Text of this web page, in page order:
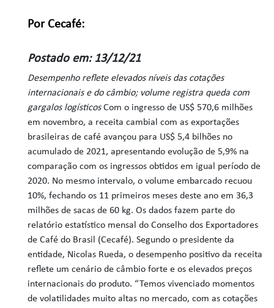
Por Cecafé:
Postado em: 13/12/21
Desempenho reflete elevados níveis das cotações
internacionais e do câmbio; volume registra queda com
gargalos logísticosCom o ingresso de US$ 570,6 milhões
em novembro, a receita cambial com as exportações
brasileiras de café avançou para US$ 5,4 bilhões no
acumulado de 2021, apresentando evolução de 5,9% na
comparação com os ingressos obtidos em igual período de
2020. No mesmo intervalo, o volume embarcado recuou
10%, fechando os 11 primeiros meses deste ano em 36,3
milhões de sacas de 60 kg. Os dados fazem parte do
relatório estatístico mensal do Conselho dos Exportadores
de Café do Brasil (Cecafé). Segundo o presidente da
entidade, Nicolas Rueda, o desempenho positivo da receita
reflete um cenário de câmbio forte e os elevados preços
internacionais do produto. “Temos vivenciado momentos
de volatilidades muito altas no mercado, com as cotações